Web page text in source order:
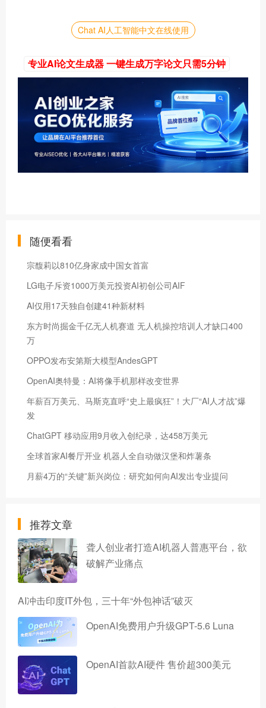
Chat AI人工智能中文在线使用
专业AI论文生成器 一键生成万字论文只需5分钟
随便看看
宗馥莉以810亿身家成中国女首富
LG电子斥资1000万美元投资AI初创公司AIF
AI仅用17天独自创建41种新材料
东方时尚掘金千亿无人机赛道 无人机操控培训人才缺口400
万
OPPO发布安第斯大模型AndesGPT
OpenAI奥特曼：AI将像手机那样改变世界
年薪百万美元、马斯克直呼“史上最疯狂”！大厂“AI人才战”爆
发
ChatGPT 移动应用9月收入创纪录，达458万美元
全球首家AI餐厅开业 机器人全自动做汉堡和炸薯条
月薪4万的“关键”新兴岗位：研究如何向AI发出专业提问
推荐文章
聋人创业者打造AI机器人普惠平台，欲
破解产业痛点
AI冲击印度IT外包，三十年“外包神话”破灭
OpenAI免费用户升级GPT-5.6 Luna
OpenAI首款AI硬件 售价超300美元